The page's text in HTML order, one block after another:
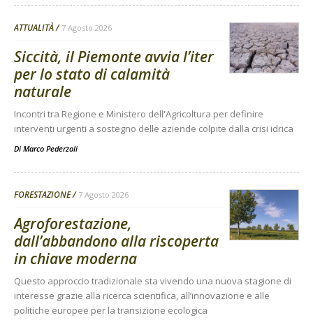
ATTUALITÀ 7 Agosto 2026
Siccità, il Piemonte avvia l’iter
per lo stato di calamità
naturale
Incontri tra Regione e Ministero dell'Agricoltura per definire
interventi urgenti a sostegno delle aziende colpite dalla crisi idrica
Di Marco Pederzoli
FORESTAZIONE 7 Agosto 2026
Agroforestazione,
dall’abbandono alla riscoperta
in chiave moderna
Questo approccio tradizionale sta vivendo una nuova stagione di
interesse grazie alla ricerca scientifica, all’innovazione e alle
politiche europee per la transizione ecologica